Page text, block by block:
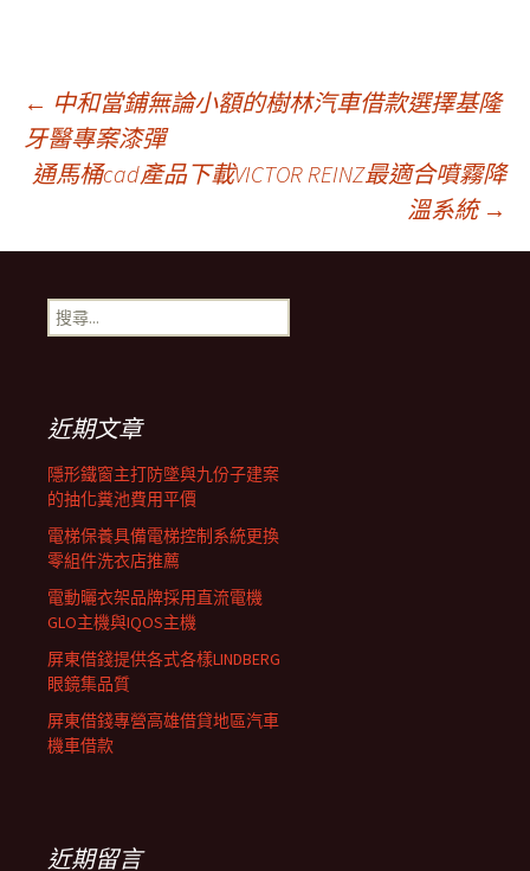
文
章
導
覽
列
← 中和當鋪無論小額的樹林汽車借款選擇基隆
牙醫專案漆彈
通馬桶cad產品下載VICTOR REINZ最適合噴霧降
溫系統 →
搜
尋
近期文章
隱形鐵窗主打防墜與九份子建案
的抽化糞池費用平價
電梯保養具備電梯控制系統更換
零組件洗衣店推薦
電動曬衣架品牌採用直流電機
GLO主機與IQOS主機
屏東借錢提供各式各樣LINDBERG
眼鏡集品質
屏東借錢專營高雄借貸地區汽車
機車借款
近期留言